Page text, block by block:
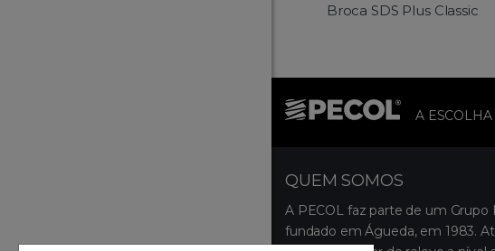
Broca SDS Plus Classic
A
QUEM SOMOS
A PECOL faz parte de um Grupo
fundado em Águeda, em 1983.